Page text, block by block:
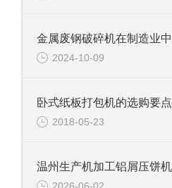
2024-10-09
卧式纸板打包机的选购要点
2018-05-23